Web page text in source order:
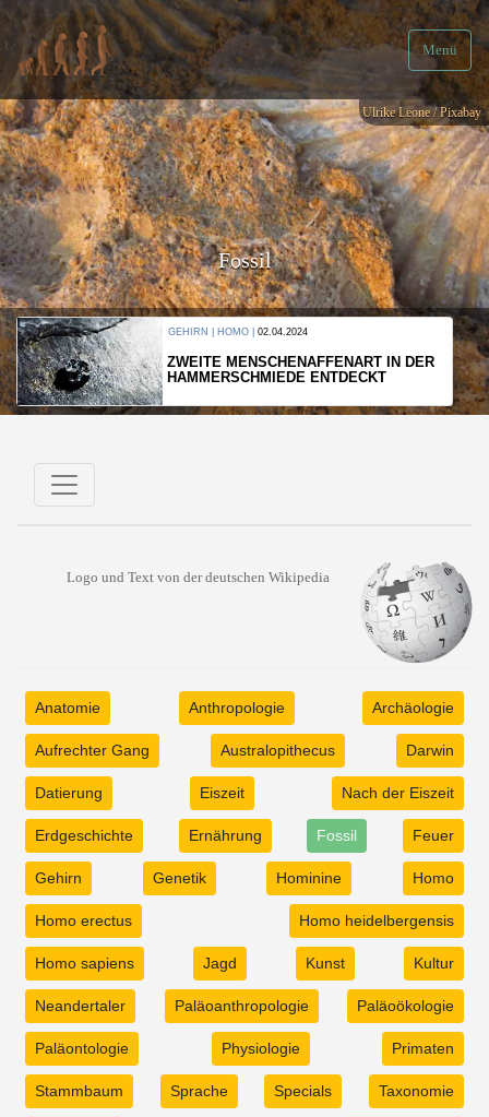
Menü
Ulrike Leone / Pixabay
Fossil
GEHIRN | HOMO | 02.04.2024
ZWEITE MENSCHENAFFENART IN DER
HAMMERSCHMIEDE ENTDECKT
Logo und Text von der deutschen Wikipedia
Anatomie Anthropologie Archäologie
Aufrechter Gang Australopithecus Darwin
Datierung Eiszeit Nach der Eiszeit
Erdgeschichte Ernährung Fossil Feuer
Gehirn Genetik Hominine Homo
Homo erectus Homo heidelbergensis
Homo sapiens Jagd Kunst Kultur
Neandertaler Paläoanthropologie Paläoökologie
Paläontologie Physiologie Primaten
Stammbaum Sprache Specials Taxonomie